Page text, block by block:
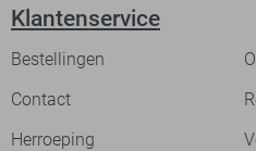
Klantenservice
Bestellingen
Contact
Herroeping